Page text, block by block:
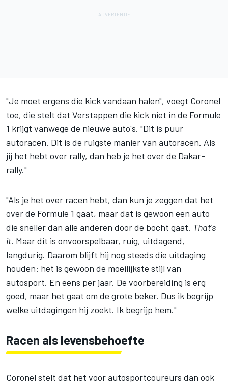
"Je moet ergens die kick vandaan halen", voegt Coronel
toe, die stelt dat Verstappen die kick niet in de Formule
1 krijgt vanwege de nieuwe auto's. "Dit is puur
autoracen. Dit is de ruigste manier van autoracen. Als
jij het hebt over rally, dan heb je het over de Dakar-
rally."
"Als je het over racen hebt, dan kun je zeggen dat het
over de Formule 1 gaat, maar dat is gewoon een auto
die sneller dan alle anderen door de bocht gaat. That's
it. Maar dit is onvoorspelbaar, ruig, uitdagend,
langdurig. Daarom blijft hij nog steeds die uitdaging
houden: het is gewoon de moeilijkste stijl van
autosport. En eens per jaar. De voorbereiding is erg
goed, maar het gaat om de grote beker. Dus ik begrijp
welke uitdagingen hij zoekt. Ik begrijp hem."
Racen als levensbehoefte
Coronel stelt dat het voor autosportcoureurs dan ook